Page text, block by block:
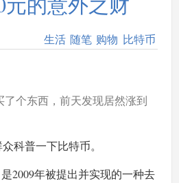
生活 随笔 购物 比特币
了个东西，前天发现居然涨到
科普一下比特币。
2009年被提出并实现的一种去